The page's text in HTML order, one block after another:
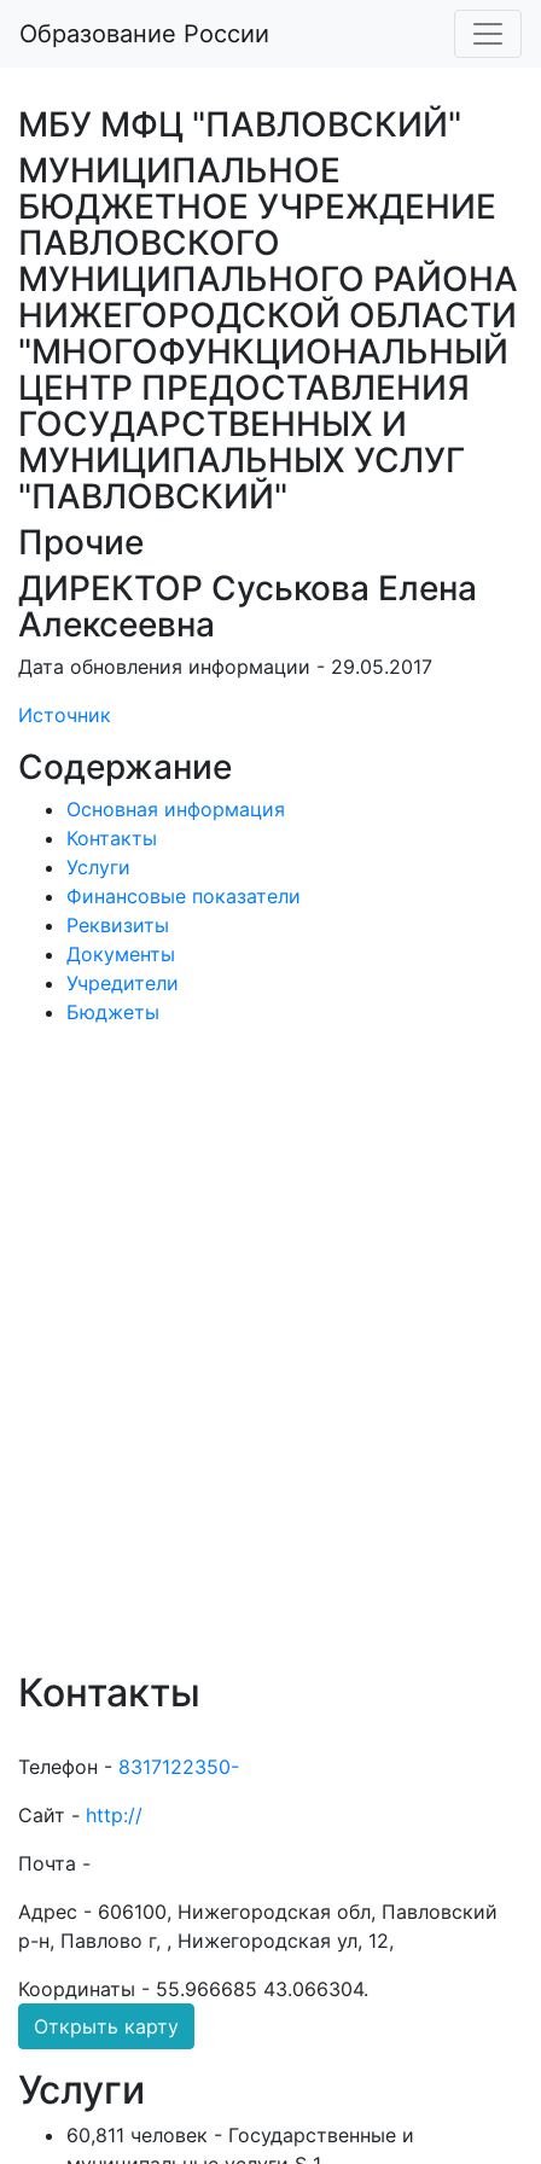
Образование России
МБУ МФЦ "ПАВЛОВСКИЙ"
МУНИЦИПАЛЬНОЕ
БЮДЖЕТНОЕ УЧРЕЖДЕНИЕ
ПАВЛОВСКОГО
МУНИЦИПАЛЬНОГО РАЙОНА
НИЖЕГОРОДСКОЙ ОБЛАСТИ
"МНОГОФУНКЦИОНАЛЬНЫЙ
ЦЕНТР ПРЕДОСТАВЛЕНИЯ
ГОСУДАРСТВЕННЫХ И
МУНИЦИПАЛЬНЫХ УСЛУГ
"ПАВЛОВСКИЙ"
Прочие
ДИРЕКТОР Суськова Елена
Алексеевна
Дата обновления информации - 29.05.2017
Источник
Содержание
Основная информация
Контакты
Услуги
Финансовые показатели
Реквизиты
Документы
Учредители
Бюджеты
Контакты
Телефон - 8317122350-
Сайт - http://
Почта -
Адрес - 606100, Нижегородская обл, Павловский
р-н, Павлово г, , Нижегородская ул, 12,
Координаты - 55.966685 43.066304.
Открыть карту
Услуги
60,811 человек - Государственные и